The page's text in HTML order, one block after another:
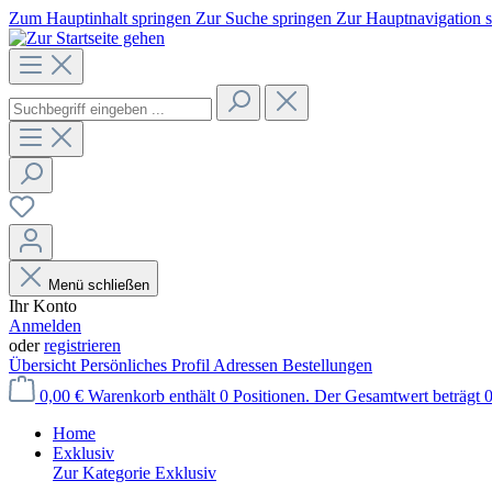
Zum Hauptinhalt springen Zur Suche springen Zur Hauptnavigation
Menü schließen
Ihr Konto
Anmelden
oderregistrieren
Übersicht Persönliches Profil Adressen Bestellungen
0,00 € Warenkorb enthält 0 Positionen. Der Gesamtwert beträgt
Home
Exklusiv
Zur Kategorie Exklusiv